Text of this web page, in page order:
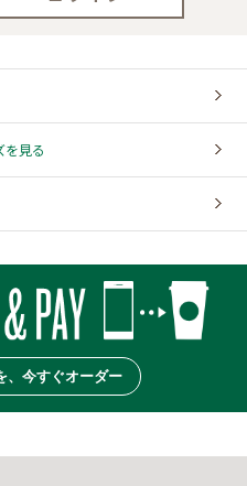
を見る
、今すぐオーダー